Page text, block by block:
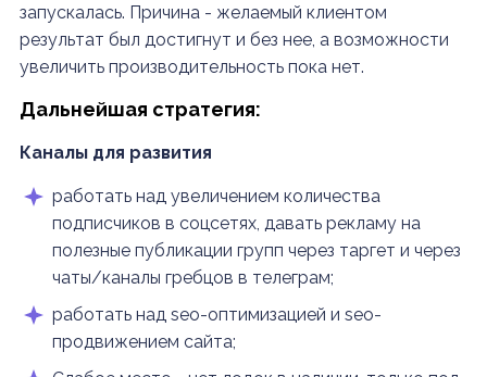
запускалась. Причина - желаемый клиентом
результат был достигнут и без нее, а возможности
увеличить производительность пока нет.
Дальнейшая стратегия:
Каналы для развития
работать над увеличением количества
подписчиков в соцсетях, давать рекламу на
полезные публикации групп через таргет и через
чаты/каналы гребцов в телеграм;
работать над seo-оптимизацией и seo-
продвижением сайта;